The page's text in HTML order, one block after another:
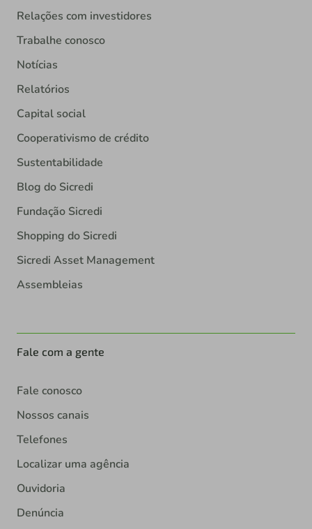
Relações com investidores
Trabalhe conosco
Notícias
Relatórios
Capital social
Cooperativismo de crédito
Sustentabilidade
Blog do Sicredi
Fundação Sicredi
Shopping do Sicredi
Sicredi Asset Management
Assembleias
Fale com a gente
Fale conosco
Nossos canais
Telefones
Localizar uma agência
Ouvidoria
Denúncia